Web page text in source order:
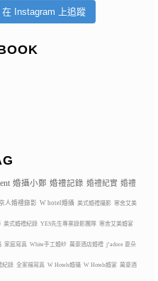
在 Instagram 上追蹤
婚攝小鄭 婚禮記錄 婚禮紀實 婚禮
人婚禮錄影 W hotel婚攝 美式婚禮攝影 寒舍艾美
美式婚禮紀錄 YES先生專業錄影團隊 寒舍艾美婚宴
家庭寫真 White手工婚紗 萬豪酒店婚禮 j’adore 夏朵
紀錄 全家福寫真 W Hotels婚攝 W Hotels婚宴 萬豪酒